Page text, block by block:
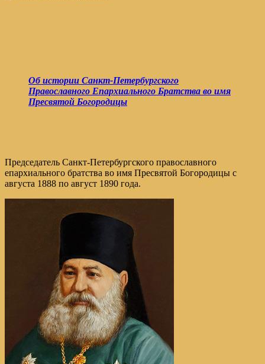
Об истории Санкт-Петербургского
Православного Епархиального Братства во имя
Пресвятой Богородицы
Председатель Санкт-Петербургского православного
епархиального братства во имя Пресвятой Богородицы с
августа 1888 по август 1890 года.